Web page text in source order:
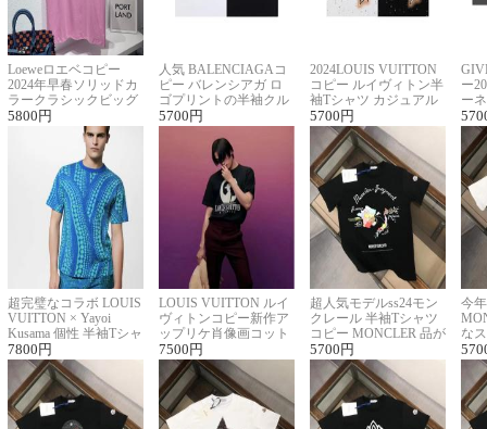
Loeweロエベコピー
2024年早春ソリッドカ
ラークラシックビッグ
ロゴ刺繍Tシャツ
5800 円
人気 BALENCIAGAコ
ピー バレンシアガ ロ
ゴプリントの半袖クル
ーネックTシャツ
5700 円
2024LOUIS VUITTON
コピー ルイヴィトン半
袖Tシャツ カジュアル
に馴染む 2色展開
5700 円
ー
ー
ー
超完璧なコラボ LOUIS
VUITTON × Yayoi
Kusama 個性 半袖Tシャ
ツコピー男女兼用
7800 円
LOUIS VUITTON ルイ
ヴィトンコピー新作ア
ップリケ肖像画コット
ンニット半袖Tシャツ
7500 円
超人気モデルss24モン
クレール 半袖Tシャツ
コピー MONCLER 品が
良く見た目
5700 円
今
な
ル